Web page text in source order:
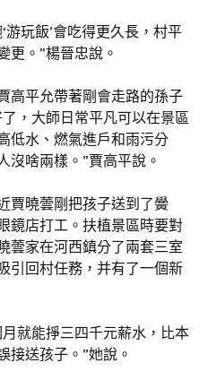
玩飯’會吃得更久長，村平
更。”楊晉忠說。
高平允帶著剛會走路的孫子
，大師日常平凡可以在景區
低水、燃氣進戶和雨污分
沒啥兩樣。”賈高平說。
賈曉蕓剛把孩子送到了黌
鏡店打工。扶植景區時要對
蕓家在河西鎮分了兩套三室
引回村任務，并有了一個新
就能掙三四千元薪水，比本
接送孩子。”她說。